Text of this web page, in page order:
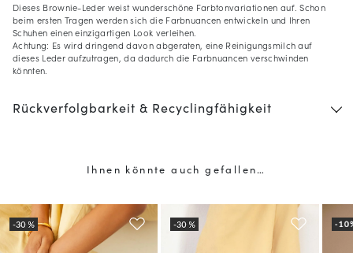
Dieses Brownie-Leder weist wunderschöne Farbtonvariationen auf. Schon
beim ersten Tragen werden sich die Farbnuancen entwickeln und Ihren
Schuhen einen einzigartigen Look verleihen.
Achtung: Es wird dringend davon abgeraten, eine Reinigungsmilch auf
dieses Leder aufzutragen, da dadurch die Farbnuancen verschwinden
könnten.
Rückverfolgbarkeit & Recyclingfähigkeit
Ihnen könnte auch gefallen…